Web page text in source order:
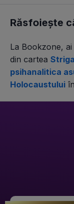
Răsfoiește
La Bookzone,
din cartea
psihanalitica
Holocaustului